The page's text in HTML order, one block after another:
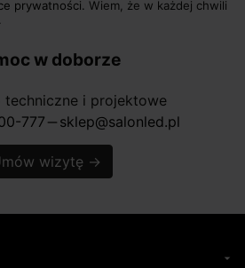
prywatności. Wiem, że w każdej chwili
w doborze
techniczne i projektowe
777 horizontal_rule sklep@salonled.pl
wizytę →
arrow_drop_down